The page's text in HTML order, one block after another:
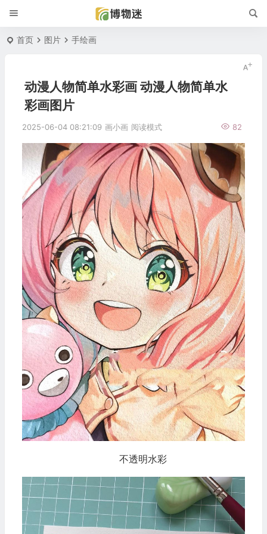
首页 图片 手绘画
动漫人物简单水彩画 动漫人物简单水
彩画图片
2025-06-04 08:21:09 画小画 82
阅读模式
不透明水彩